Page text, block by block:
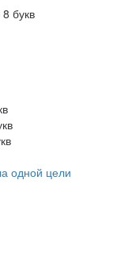
8 букв
одной цели